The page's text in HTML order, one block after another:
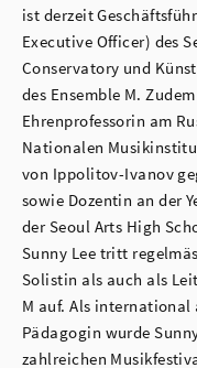
ist derzeit
Executive Officer) des
Conservatory und
des Ensemble M.
Ehrenprofessorin am
Nationalen
von Ippolitov-Ivanov
sowie Dozentin an der
der Seoul Arts High
Sunny Lee tritt
Solistin als auch als
M auf. Als international
Pädagogin wurde
zahlreichen